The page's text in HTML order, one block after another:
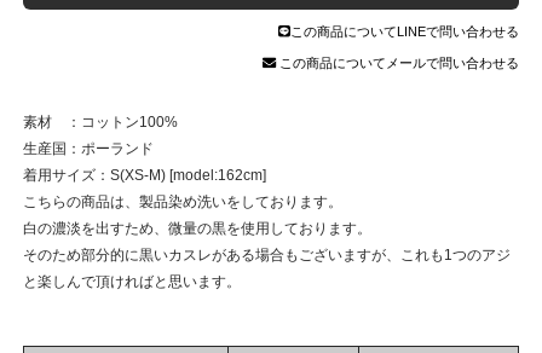
この商品についてLINEで問い合わせる
この商品についてメールで問い合わせる
素材 ：コットン100%
生産国：ポーランド
着用サイズ：S(XS-M) [model:162cm]
こちらの商品は、製品染め洗いをしております。
白の濃淡を出すため、微量の黒を使用しております。
そのため部分的に黒いカスレがある場合もございますが、これも1つのアジ
と楽しんで頂ければと思います。